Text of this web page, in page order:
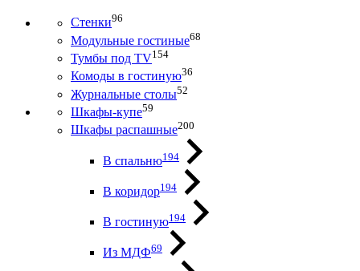
Стенки96
Модульные гостиные68
Тумбы под ТV154
Комоды в гостиную36
Журнальные столы52
Шкафы-купе59
Шкафы распашные200
В спальню194
В коридор194
В гостиную194
Из МДФ69